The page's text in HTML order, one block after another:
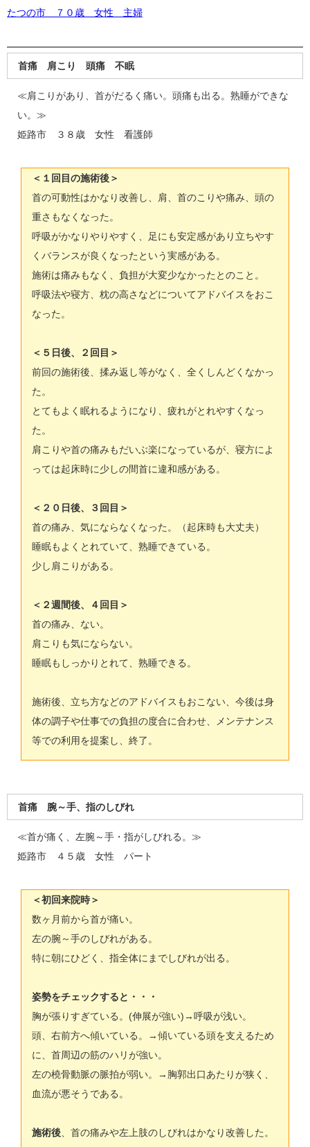
たつの市 ７０歳 女性 主婦
首痛 肩こり 頭痛 不眠
≪肩こりがあり、首がだるく痛い。頭痛も出る。熟睡ができな
い。≫
姫路市 ３８歳 女性 看護師
＜１回目の施術後＞
首の可動性はかなり改善し、肩、首のこりや痛み、頭の
重さもなくなった。
呼吸がかなりやりやすく、足にも安定感があり立ちやす
くバランスが良くなったという実感がある。
施術は痛みもなく、負担が大変少なかったとのこと。
呼吸法や寝方、枕の高さなどについてアドバイスをおこ
なった。
＜５日後、２回目＞
前回の施術後、揉み返し等がなく、全くしんどくなかっ
た。
とてもよく眠れるようになり、疲れがとれやすくなっ
た。
肩こりや首の痛みもだいぶ楽になっているが、寝方によ
っては起床時に少しの間首に違和感がある。
＜２０日後、３回目＞
首の痛み、気にならなくなった。（起床時も大丈夫）
睡眠もよくとれていて、熟睡できている。
少し肩こりがある。
＜２週間後、４回目＞
首の痛み、ない。
肩こりも気にならない。
睡眠もしっかりとれて、熟睡できる。
施術後、立ち方などのアドバイスもおこない、今後は身
体の調子や仕事での負担の度合に合わせ、メンテナンス
等での利用を提案し、終了。
首痛 腕～手、指のしびれ
≪首が痛く、左腕～手・指がしびれる。≫
姫路市 ４５歳 女性 パート
＜初回来院時＞
数ヶ月前から首が痛い。
左の腕～手のしびれがある。
特に朝にひどく、指全体にまでしびれが出る。
姿勢をチェックすると・・・
胸が張りすぎている。(伸展が強い)→呼吸が浅い。
頭、右前方へ傾いている。→傾いている頭を支えるため
に、首周辺の筋のハリが強い。
左の橈骨動脈の脈拍が弱い。→胸郭出口あたりが狭く、
血流が悪そうである。
施術後、首の痛みや左上肢のしびれはかなり改善した。